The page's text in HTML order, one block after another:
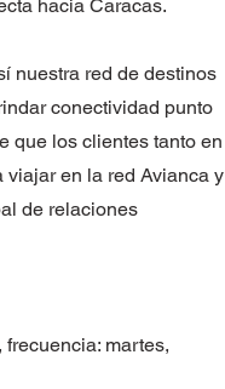
hacia Caracas.
nuestra red de destinos
conectividad punto
que los clientes tanto en
en la red Avianca y
de relaciones
martes,